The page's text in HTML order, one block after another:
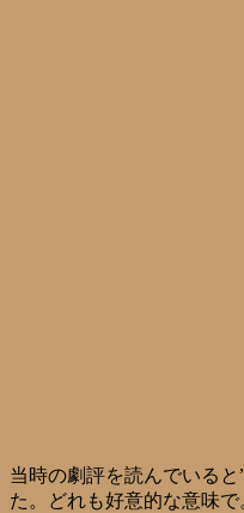
当時の劇評を読んでいる
た。どれも好意的な意味で